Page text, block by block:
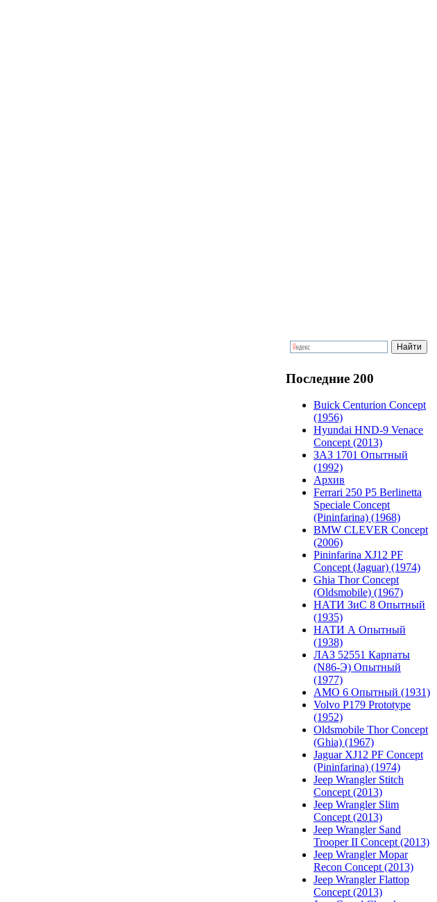
Последние 200
Buick Centurion Concept
(1956)
Hyundai HND-9 Venace
Concept (2013)
ЗАЗ 1701 Опытный
(1992)
Архив
Ferrari 250 P5 Berlinetta
Speciale Concept
(Pininfarina) (1968)
BMW CLEVER Concept
(2006)
Pininfarina XJ12 PF
Concept (Jaguar) (1974)
Ghia Thor Concept
(Oldsmobile) (1967)
НАТИ ЗиС 8 Опытный
(1935)
НАТИ А Опытный
(1938)
ЛАЗ 52551 Карпаты
(N86-Э) Опытный
(1977)
АМО 6 Опытный (1931)
Volvo P179 Prototype
(1952)
Oldsmobile Thor Concept
(Ghia) (1967)
Jaguar XJ12 PF Concept
(Pininfarina) (1974)
Jeep Wrangler Stitch
Concept (2013)
Jeep Wrangler Slim
Concept (2013)
Jeep Wrangler Sand
Trooper II Concept (2013)
Jeep Wrangler Mopar
Recon Concept (2013)
Jeep Wrangler Flattop
Concept (2013)